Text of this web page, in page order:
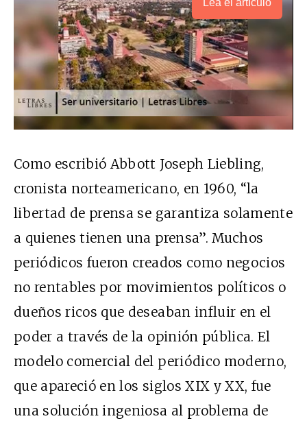
Como escribió Abbott Joseph Liebling,
cronista norteamericano, en 1960, “la
libertad de prensa se garantiza solamente
a quienes tienen una prensa”. Muchos
periódicos fueron creados como negocios
no rentables por movimientos políticos o
dueños ricos que deseaban influir en el
poder a través de la opinión pública. El
modelo comercial del periódico moderno,
que apareció en los siglos XIX y XX, fue
una solución ingeniosa al problema de